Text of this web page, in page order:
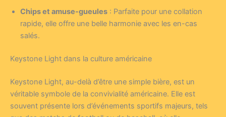
Chips et amuse-gueules : Parfaite pour une collation
rapide, elle offre une belle harmonie avec les en-cas
salés.
Keystone Light dans la culture américaine
Keystone Light, au-delà d’être une simple bière, est un
véritable symbole de la convivialité américaine. Elle est
souvent présente lors d’événements sportifs majeurs, tels